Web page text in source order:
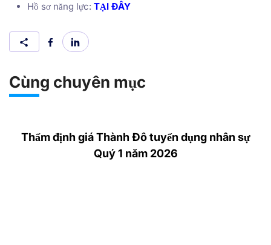
Hồ sơ năng lực: TẠI ĐÂY
Cùng chuyên mục
Thẩm định giá Thành Đô tuyển dụng nhân sự
Quý 1 năm 2026